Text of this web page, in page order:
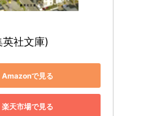
英社文庫)
Amazonで見る
楽天市場で見る